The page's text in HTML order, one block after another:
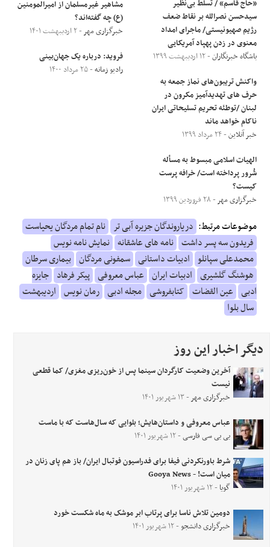
«حاج قاسم» / تسلط بی‌نظیر
سیدحسن نصرالله بر نقاط ضعف
رژیم صهیونیستی/ ماجرای امداد‌
معنوی در زدن پهپاد آمریکایی
باشگاه خبرنگاران- ۱۲ اردیبهشت ۱۳۹۹
واکنش تریبون‌های نماز جمعه به
حرف های تهدیدآمیز مکرون در
لبنان /توطئه تحریم تسلیحاتی ایران
ناکام خواهد ماند
خبر آنلاین- ۲۴ مرداد ۱۳۹۹
الهیات اسلامی مبسوط به مسأله
شُرور پرداخته است/ خرافه پرست
کیست؟
خبرگزاری مهر- ۲۸ فروردین ۱۳۹۹
مشاهیر غیرمسلمان از امیرالمومنین
(ع) چه گفته‌اند؟
خبرگزاری مهر- ۲ اردیبهشت ۱۴۰۱
فروید: درباره‌ یک جهان‌بینی
رادیو زمانه- ۲۵ مرداد ۱۴۰۰
موضوعات مرتبط: دریاروندگان جزیره آبی تر نام تمام مردگان یحیاست
فریدون سه پسر داشت نامه های عاشقانه نمایش نامه نویس
محمدعلی سپانلو ادبیات داستانی سمفونی مردگان بیماری سرطان
هوشنگ گلشیری ادبیات ایران عباس معروفی پیکر فرهاد جایزه
ادبی عین القضات کتابفروشی مجله ادبی رمان نویس اردیبهشت
سال بلوا
دیگر اخبار این روز
آخرین وضعیت کارگردان سینما پس از خون‌ریزی مغزی/ کما قطعی
نیست
خبرگزاری مهر- ۱۳ شهریور ۱۴۰۱
عباس معروفی و داستان‌هایش؛ بلوایی که سا‌ل‌هاست که با ماست
بی بی سی فارسی- ۱۲ شهریور ۱۴۰۱
شرط باورنکردنی فیفا برای فدراسیون فوتبال ایران/ باز هم پای زنان در
میان است! - Gooya News
گویا - ۱۲ شهریور ۱۴۰۱
دومین تلاش ناسا برای پرتاب ابر موشک به ماه شکست خورد
خبرگزاری دانشجو- ۱۲ شهریور ۱۴۰۱